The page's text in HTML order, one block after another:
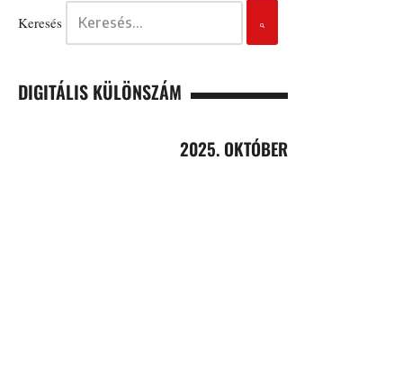
Keresés
DIGITÁLIS KÜLÖNSZÁM
2025. OKTÓBER